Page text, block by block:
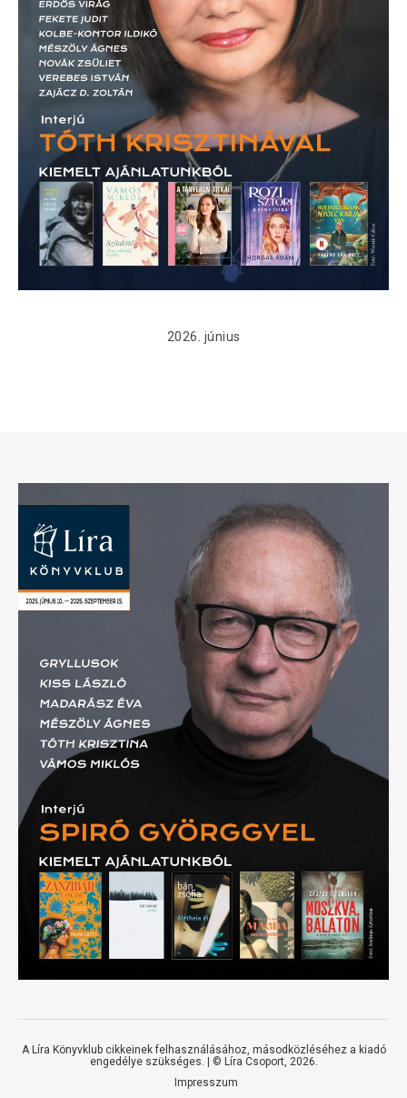
2026. június
A Líra Könyvklub cikkeinek felhasználásához, másodközléséhez a kiadó
engedélye szükséges. | © Líra Csoport, 2026.
Impresszum